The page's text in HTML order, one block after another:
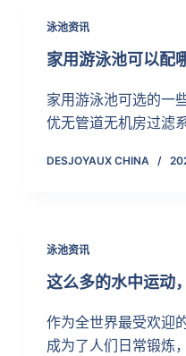
泳池资讯
家用游泳池可以配
家用游泳池可选的一
优无管道无机房过滤
DESJOYAUX CHINA
泳池资讯
这么多的水中运动
作为全世界最受欢迎
成为了人们日常锻炼